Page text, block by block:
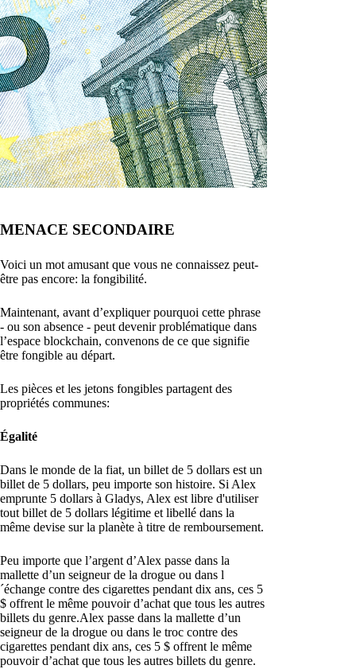
MENACE SECONDAIRE
Voici un mot amusant que vous ne connaissez peut-
être pas encore: la fongibilité.
Maintenant, avant d’expliquer pourquoi cette phrase
- ou son absence - peut devenir problématique dans
l’espace blockchain, convenons de ce que signifie
être fongible au départ.
Les pièces et les jetons fongibles partagent des
propriétés communes:
Égalité
Dans le monde de la fiat, un billet de 5 dollars est un
billet de 5 dollars, peu importe son histoire. Si Alex
emprunte 5 dollars à Gladys, Alex est libre d'utiliser
tout billet de 5 dollars légitime et libellé dans la
même devise sur la planète à titre de remboursement.
Peu importe que l’argent d’Alex passe dans la
mallette d’un seigneur de la drogue ou dans l
´échange contre des cigarettes pendant dix ans, ces 5
$ offrent le même pouvoir d’achat que tous les autres
billets du genre.Alex passe dans la mallette d’un
seigneur de la drogue ou dans le troc contre des
cigarettes pendant dix ans, ces 5 $ offrent le même
pouvoir d’achat que tous les autres billets du genre.